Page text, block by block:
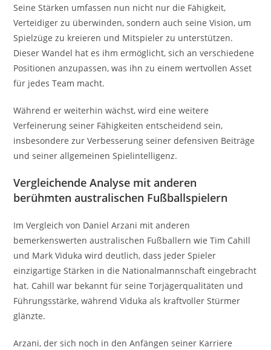
Seine Stärken umfassen nun nicht nur die Fähigkeit,
Verteidiger zu überwinden, sondern auch seine Vision, um
Spielzüge zu kreieren und Mitspieler zu unterstützen.
Dieser Wandel hat es ihm ermöglicht, sich an verschiedene
Positionen anzupassen, was ihn zu einem wertvollen Asset
für jedes Team macht.
Während er weiterhin wächst, wird eine weitere
Verfeinerung seiner Fähigkeiten entscheidend sein,
insbesondere zur Verbesserung seiner defensiven Beiträge
und seiner allgemeinen Spielintelligenz.
Vergleichende Analyse mit anderen
berühmten australischen Fußballspielern
Im Vergleich von Daniel Arzani mit anderen
bemerkenswerten australischen Fußballern wie Tim Cahill
und Mark Viduka wird deutlich, dass jeder Spieler
einzigartige Stärken in die Nationalmannschaft eingebracht
hat. Cahill war bekannt für seine Torjägerqualitäten und
Führungsstärke, während Viduka als kraftvoller Stürmer
glänzte.
Arzani, der sich noch in den Anfängen seiner Karriere